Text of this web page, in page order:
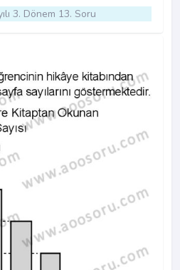
3. Dönem 13. Soru